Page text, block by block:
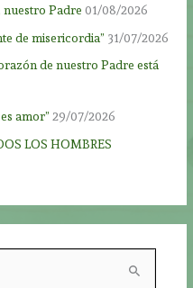
nuestro Padre 01/08/2026
de misericordia” 31/07/2026
de nuestro Padre está
amor” 29/07/2026
LOS HOMBRES